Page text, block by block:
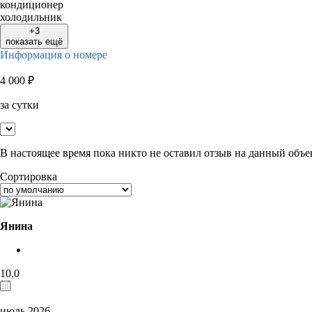
кондиционер
холодильник
+3
показать ещё
Информация о номере
4 000 ₽
за сутки
В настоящее время пока никто не оставил отзыв на данный
Сортировка
Янина
10,0